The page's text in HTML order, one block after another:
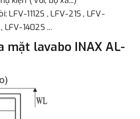
LFV-1112S , LFV-21S , LFV-
LFV-1402S ...
mặt lavabo INAX AL-